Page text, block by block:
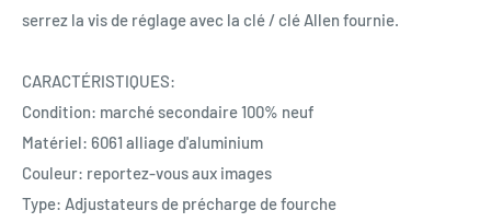
serrez la vis de réglage avec la clé / clé Allen fournie.
CARACTÉRISTIQUES:
Condition: marché secondaire 100% neuf
Matériel: 6061 alliage d'aluminium
Couleur: reportez-vous aux images
Type: Adjustateurs de précharge de fourche